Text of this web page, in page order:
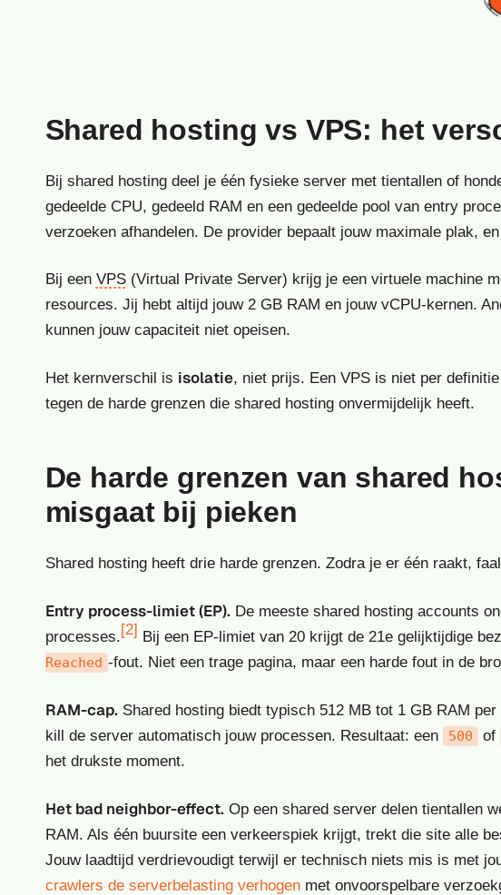
Shared hosting vs VPS: het
Bij shared hosting deel je één fysieke server met tientallen of
gedeelde CPU, gedeeld RAM en een gedeelde pool van entry
verzoeken afhandelen. De provider bepaalt jouw maximale plak,
Bij een VPS(Virtual Private Server) krijg je een virtuele machine
resources. Jij hebt altijd jouw 2 GB RAM en jouw vCPU-kernen.
kunnen jouw capaciteit niet opeisen.
Het kernverschil is isolatie, niet prijs. Een VPS is niet per
tegen de harde grenzen die shared hosting onvermijdelijk heeft.
De harde grenzen van shared
misgaat bij pieken
Shared hosting heeft drie harde grenzen. Zodra je er één raakt,
Entry process-limiet (EP).De meeste shared hosting accounts
processes.[2] Bij een EP-limiet van 20 krijgt de 21e gelijktijdige
Reached -fout. Niet een trage pagina, maar een harde fout in de
RAM-cap.Shared hosting biedt typisch 512 MB tot 1 GB RAM per
kill de server automatisch jouw processen. Resultaat: een
500 of
het drukste moment.
Het bad neighbor-effect.Op een shared server delen tientallen
RAM. Als één buursite een verkeerspiek krijgt, trekt die site alle
Jouw laadtijd verdrievoudigt terwijl er technisch niets mis is met
crawlers de serverbelasting verhogenmet onvoorspelbare